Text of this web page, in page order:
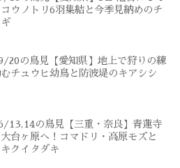
ウノトリ6羽集結と今季見納めのチ
20の鳥見【愛知県】地上で狩りの練
チュウヒ幼鳥と防波堤のキアシシ
13,14の鳥見【三重・奈良】青蓮寺
台ヶ原へ！コマドリ・高原モズと
クイタダキ